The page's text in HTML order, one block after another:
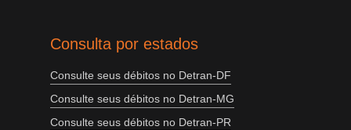
Consulta por estados
Consulte seus débitos no Detran-DF
Consulte seus débitos no Detran-MG
Consulte seus débitos no Detran-PR